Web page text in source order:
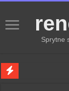
Sprytne